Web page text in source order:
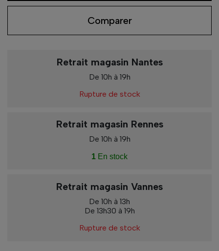
Comparer
Retrait magasin Nantes
De 10h à 19h
Rupture de stock
Retrait magasin Rennes
De 10h à 19h
1 En stock
Retrait magasin Vannes
De 10h à 13h
De 13h30 à 19h
Rupture de stock